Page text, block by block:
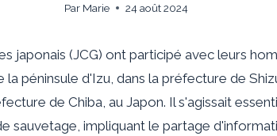
Par Marie 24 août 2024
japonais (JCG) ont participé avec leurs
péninsule d'Izu, dans la préfecture de
de Chiba, au Japon. Il s'agissait
sauvetage, impliquant le partage